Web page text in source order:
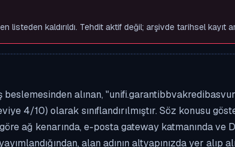
kaldırıldı. Tehdit aktif değil; arşivde tarihsel kayıt
beslemesinden alınan,
4/10) olarak sınıflandırılmıştır. Söz konusu
ağ kenarında, e-posta gateway katmanında
alan adının altyapınızda yer alıp